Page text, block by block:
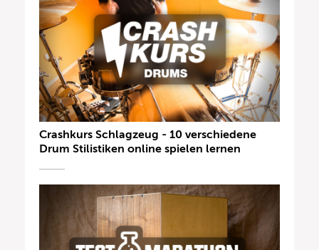
Crashkurs Schlagzeug - 10 verschiedene
Drum Stilistiken online spielen lernen